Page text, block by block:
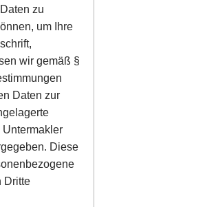
zu
um Ihre
wir gemäß §
Daten zur
Diese
Dritte